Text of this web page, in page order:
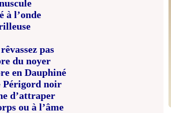
à l’onde
pas
du noyer
en Dauphiné
Périgord noir
d’attraper
ou à l’âme